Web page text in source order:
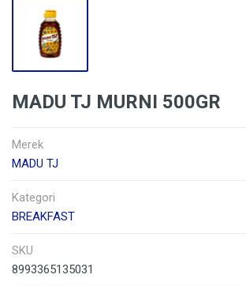
MADU TJ MURNI 500GR
Merek
MADU TJ
Kategori
BREAKFAST
SKU
8993365135031